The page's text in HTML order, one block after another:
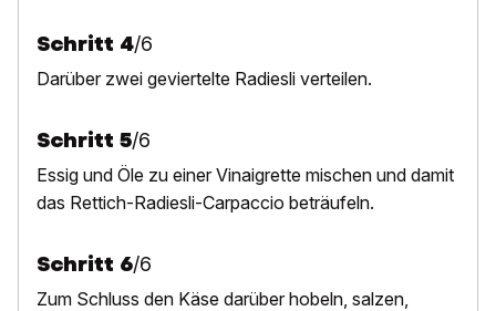
Schritt 4/6
Darüber zwei geviertelte Radiesli verteilen.
Schritt 5/6
Essig und Öle zu einer Vinaigrette mischen und damit
das Rettich-Radiesli-Carpaccio beträufeln.
Schritt 6/6
Zum Schluss den Käse darüber hobeln, salzen,